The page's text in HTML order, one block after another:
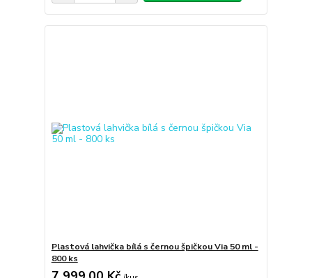
Plastová lahvička bílá s černou špičkou Via 50 ml -
800 ks